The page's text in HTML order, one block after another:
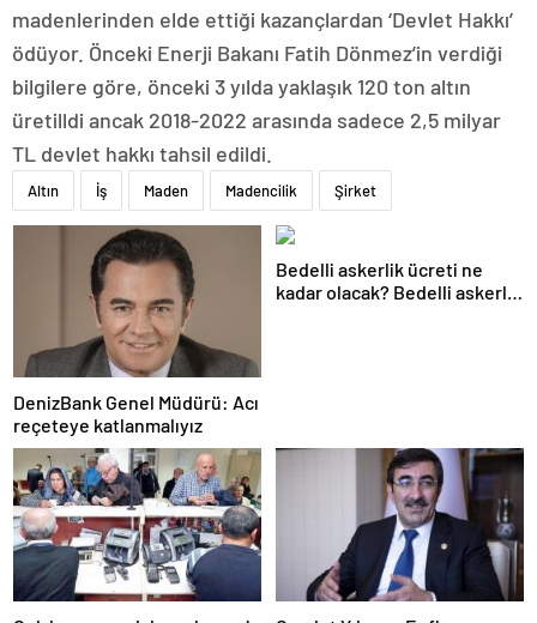
madenlerinden elde ettiği kazançlardan ‘Devlet Hakkı’
ödüyor. Önceki Enerji Bakanı Fatih Dönmez’in verdiği
bilgilere göre, önceki 3 yılda yaklaşık 120 ton altın
üretilldi ancak 2018-2022 arasında sadece 2,5 milyar
TL devlet hakkı tahsil edildi.
Altın İş Maden Madencilik Şirket
DenizBank Genel Müdürü: Acı
reçeteye katlanmalıyız
Bedelli askerlik ücreti ne
kadar olacak? Bedelli askerlik